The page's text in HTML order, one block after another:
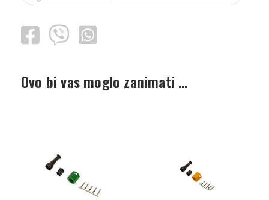
Ovo bi vas moglo zanimati …